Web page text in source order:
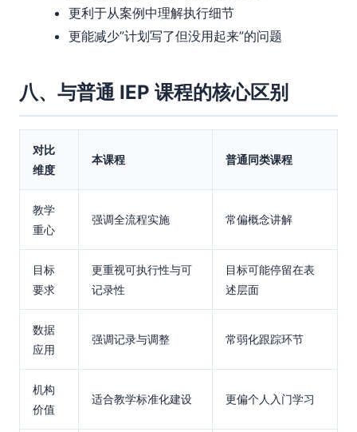
更利于从案例中理解执行细节
更能减少”计划写了但没用起来”的问题
八、与普通 IEP 课程的核心区别
对比
维度
本课程 普通同类课程
教学
重心
强调全流程实施 常偏概念讲解
目标
要求
更重视可执行性与可
记录性
目标可能停留在表
述层面
数据
应用
强调记录与调整 常弱化跟踪环节
机构
价值
适合教学标准化建设 更偏个人入门学习